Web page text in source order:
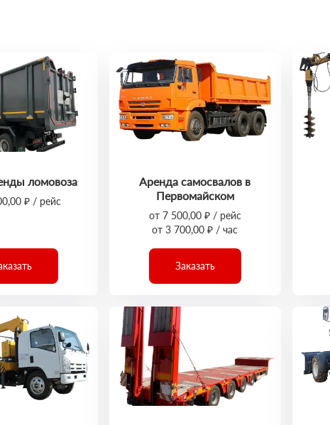
ломовоза
₽ / рейс
Аренда самосвалов в
Первомайском
от 7 500,00 ₽ / рейс
от 3 700,00 ₽ / час
Заказать